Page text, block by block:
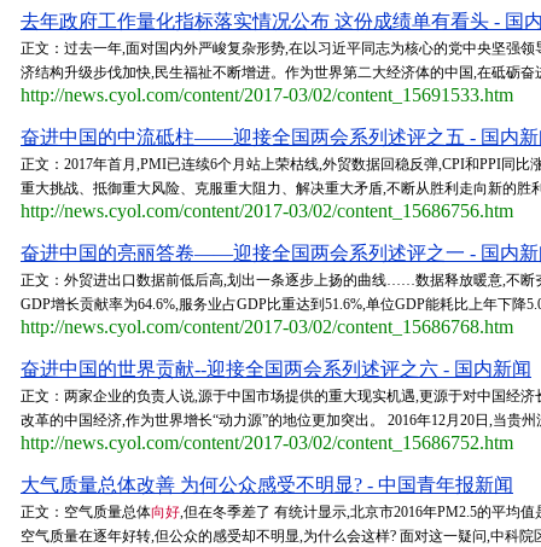
去年政府工作量化指标落实情况公布 这份成绩单有看头 - 国
正文：过去一年,面对国内外严峻复杂形势,在以习近平同志为核心的党中央坚强
济结构升级步伐加快,民生福祉不断增进。作为世界第二大经济体的中国,在砥砺
http://news.cyol.com/content/2017-03/02/content_15691533.htm
奋进中国的中流砥柱——迎接全国两会系列述评之五 - 国内
正文：2017年首月,PMI已连续6个月站上荣枯线,外贸数据回稳反弹,CPI和PPI同
重大挑战、抵御重大风险、克服重大阻力、解决重大矛盾,不断从胜利走向新的
http://news.cyol.com/content/2017-03/02/content_15686756.htm
奋进中国的亮丽答卷——迎接全国两会系列述评之一 - 国内
正文：外贸进出口数据前低后高,划出一条逐步上扬的曲线……数据释放暖意,不断
GDP增长贡献率为64.6%,服务业占GDP比重达到51.6%,单位GDP能耗比上年下降
http://news.cyol.com/content/2017-03/02/content_15686768.htm
奋进中国的世界贡献--迎接全国两会系列述评之六 - 国内新闻
正文：两家企业的负责人说,源于中国市场提供的重大现实机遇,更源于对中国经济
改革的中国经济,作为世界增长“动力源”的地位更加突出。 2016年12月20日,当贵
http://news.cyol.com/content/2017-03/02/content_15686752.htm
大气质量总体改善 为何公众感受不明显? - 中国青年报新闻
正文：空气质量总体向好,但在冬季差了 有统计显示,北京市2016年PM2.5的平均
空气质量在逐年好转,但公众的感受却不明显,为什么会这样? 面对这一疑问,中科